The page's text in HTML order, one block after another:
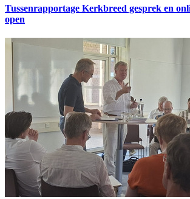
Tussenrapportage Kerkbreed gesprek en
open